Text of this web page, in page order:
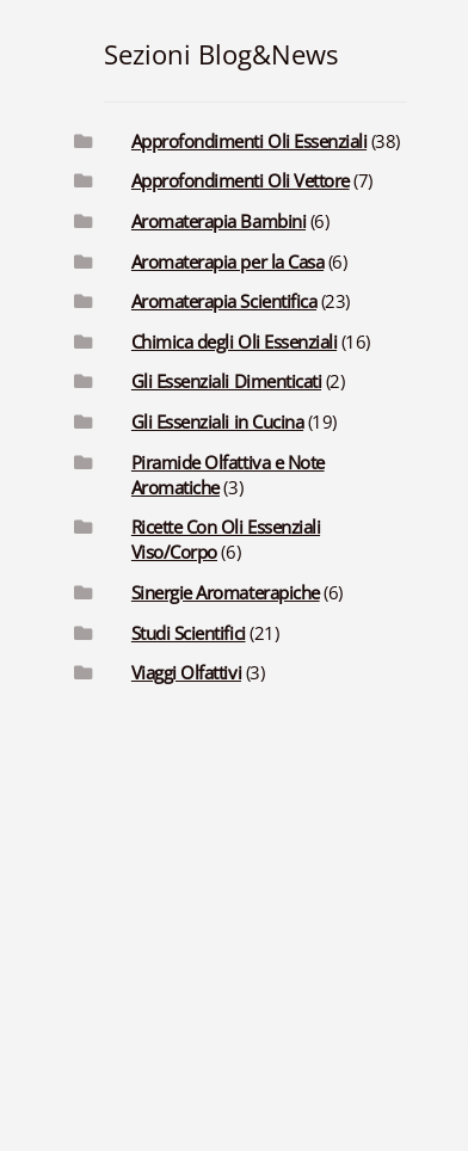
Sezioni Blog&News
Approfondimenti Oli Essenziali(38)
Approfondimenti Oli Vettore(7)
Aromaterapia Bambini(6)
Aromaterapia per la Casa(6)
Aromaterapia Scientifica(23)
Chimica degli Oli Essenziali(16)
Gli Essenziali Dimenticati(2)
Gli Essenziali in Cucina(19)
Piramide Olfattiva e Note
Aromatiche(3)
Ricette Con Oli Essenziali
Viso/Corpo(6)
Sinergie Aromaterapiche(6)
Studi Scientifici(21)
Viaggi Olfattivi(3)